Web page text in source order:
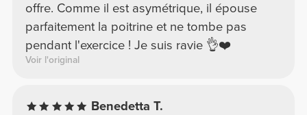
offre. Comme il est asymétrique, il épouse
parfaitement la poitrine et ne tombe pas
pendant l'exercice ! Je suis ravie 👌❤️
Voir l'original
Benedetta T.